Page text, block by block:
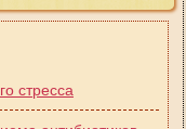
стресса